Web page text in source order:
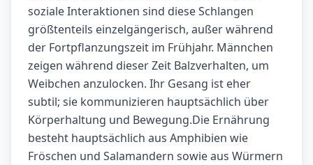
soziale Interaktionen sind diese Schlangen
größtenteils einzelgängerisch, außer während
der Fortpflanzungszeit im Frühjahr. Männchen
zeigen während dieser Zeit Balzverhalten, um
Weibchen anzulocken. Ihr Gesang ist eher
subtil; sie kommunizieren hauptsächlich über
Körperhaltung und Bewegung.Die Ernährung
besteht hauptsächlich aus Amphibien wie
Fröschen und Salamandern sowie aus Würmern